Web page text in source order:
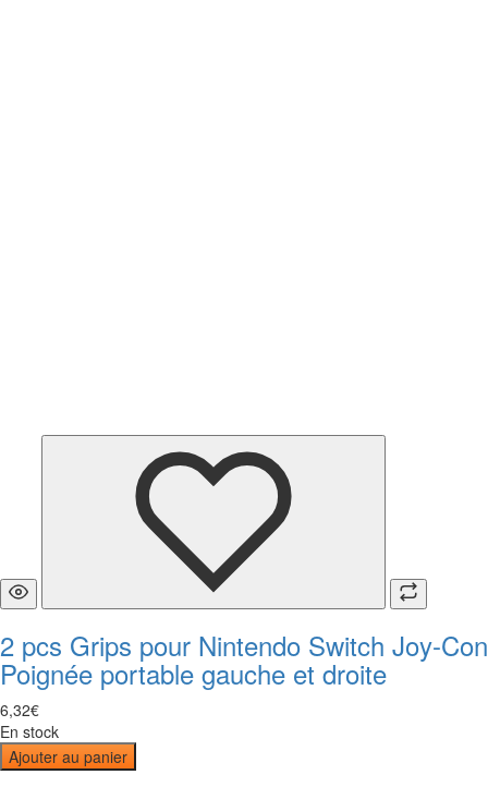
2 pcs Grips pour Nintendo Switch Joy-Con
Poignée portable gauche et droite
6,32€
En stock
Ajouter au panier